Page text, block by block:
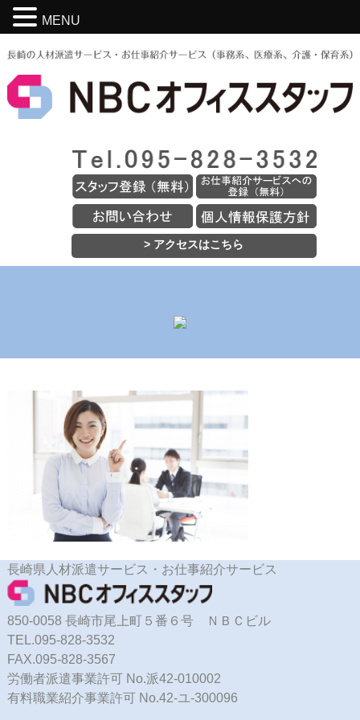
> アクセスはこちら
長崎県人材派遣サービス・お仕事紹介サービス
850-0058 長崎市尾上町５番６号 ＮＢＣビル
TEL.095-828-3532
FAX.095-828-3567
労働者派遣事業許可 No.派42-010002
有料職業紹介事業許可 No.42-ユ-300096
MENU